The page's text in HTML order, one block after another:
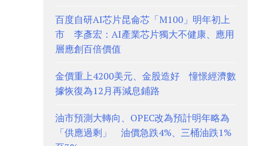
百度自研AI芯片昆侖芯「M100」明年初上
市 李彥宏：AI產業芯片獨大不健康、應用
層應創百倍價值
金價重上4200美元、金股造好 憧憬經濟數
據恢復為12月再減息鋪路
油市預測大轉向、OPEC改為預計明年略為
「供應過剩」 油價急跌4%、三桶油跌1%